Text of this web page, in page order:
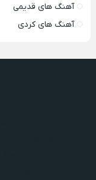
آهنگ های قدیمی
آهنگ های کردی